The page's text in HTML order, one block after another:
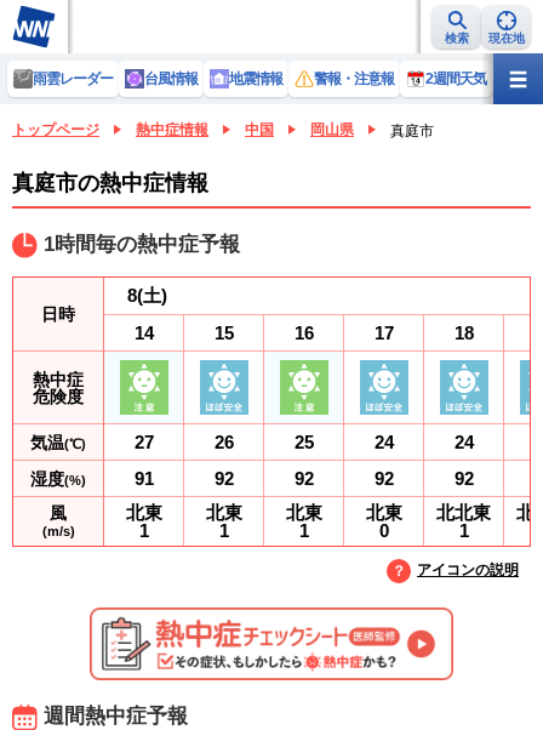
検索 現在地
雨雲レーダー 台風情報 地震情報 警報・注意報 2週間天気 ラ
トップページ 熱中症情報 中国 岡山県 真庭市
真庭市の熱中症情報
1時間毎の熱中症予報
日時
熱中症
危険度
気温(℃)
湿度(%)
風
(m/s)
8(土)
14
27
91
北東
1
15
26
92
北東
1
16
25
92
北東
1
17
24
92
北東
0
18
24
92
北北東
1
北
アイコンの説明
週間熱中症予報